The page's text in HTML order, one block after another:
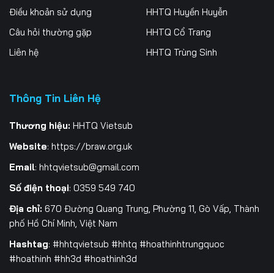
Tập 196 Tập 197 Tập 198
Tập 205
Tập 208 Tập 209
Tập 211 Tập 212
Tập 217 Tập 218 Tập 219
Tập 220 Tập 221
Tập 223 Tập 224
Điều khoản sử dụng
Câu hỏi thường gặp
Liên hệ
HHTQ Huyền Huyễn
HHTQ Cổ Trang
HHTQ Trùng Sinh
Thông Tin Liên Hệ
Thương hiệu: HHTQ Vietsub
Website: https://braw.org.uk
Email: hhtqvietsub@gmail.com
Số điện thoại: 0359 549 740
Địa chỉ: 670 Đường Quang Trung, Phường 11, Gò Vấp, Thành
phố Hồ Chí Minh, Việt Nam
Hashtag: #hhtqvietsub #hhtq #hoathinhtrungquoc
#hoathinh #hh3d #hoathinh3d